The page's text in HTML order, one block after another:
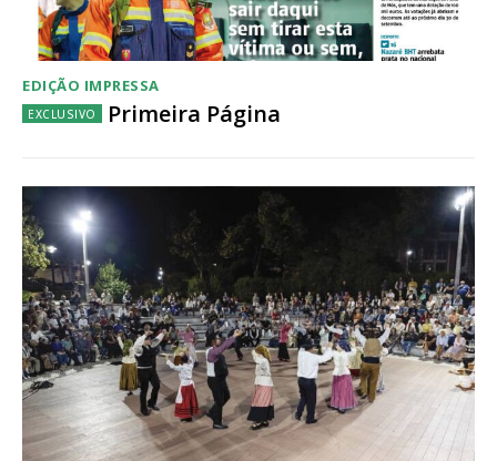
Escolha o plano
EDIÇÃO IMPRESSA
Primeira Página